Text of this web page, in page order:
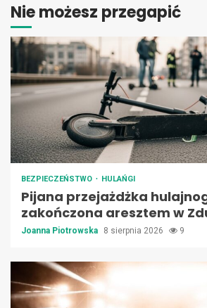
Nie możesz przegapić
BEZPIECZEŃSTWO HULAŃGI
Pijana przejażdżka
zakończona aresztem w
Joanna Piotrowska 8 sierpnia 2026 9